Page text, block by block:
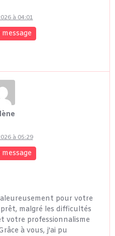
à 04:01
à 05:29
pour votre
malgré les difficultés
votre professionnalisme
à vous, j'ai pu